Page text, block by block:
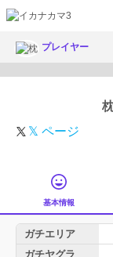
プレイヤー
𝕏 ページ
基本情報
ガチエリア
ガチヤグラ